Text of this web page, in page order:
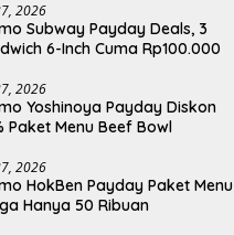
2026
Subway Payday Deals, 3
6-Inch Cuma Rp100.000
2026
Yoshinoya Payday Diskon
Paket Menu Beef Bowl
2026
HokBen Payday Paket Menu
Hanya 50 Ribuan